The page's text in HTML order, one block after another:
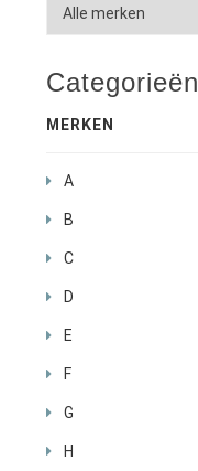
Categorieën
MERKEN
A
B
C
D
E
F
G
H